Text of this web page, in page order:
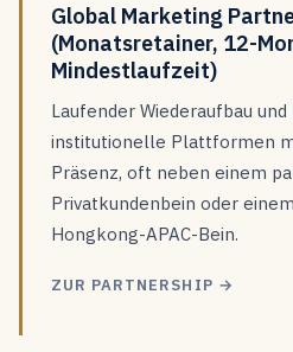
Global Marketing
(Monatsretainer, 12-
Mindestlaufzeit)
Laufender Wiederaufbau
institutionelle Plattformen
Präsenz, oft neben einem
Privatkundenbein oder
Hongkong-APAC-Bein.
ZUR PARTNERSHIP →